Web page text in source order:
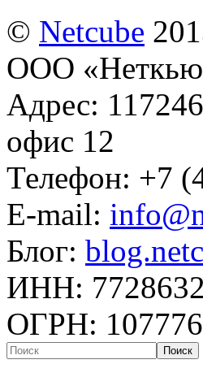
© Netсube
ООО
Адрес:
офис 12
Телефон: +7
E-mail:
Блог:
ИНН:
ОГРН: